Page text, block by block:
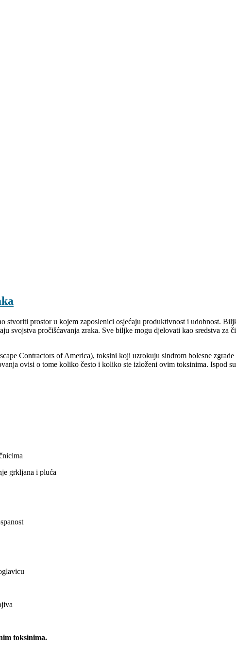
stvoriti prostor u kojem zaposlenici osjećaju produktivnost i udobnost.
svojstva pročišćavanja zraka. Sve biljke mogu djelovati kao sredstva za
Contractors of America), toksini koji uzrokuju sindrom bolesne
ovisi o tome koliko često i koliko ste izloženi ovim toksinima. Ispod
grkljana i pluća
toksinima.